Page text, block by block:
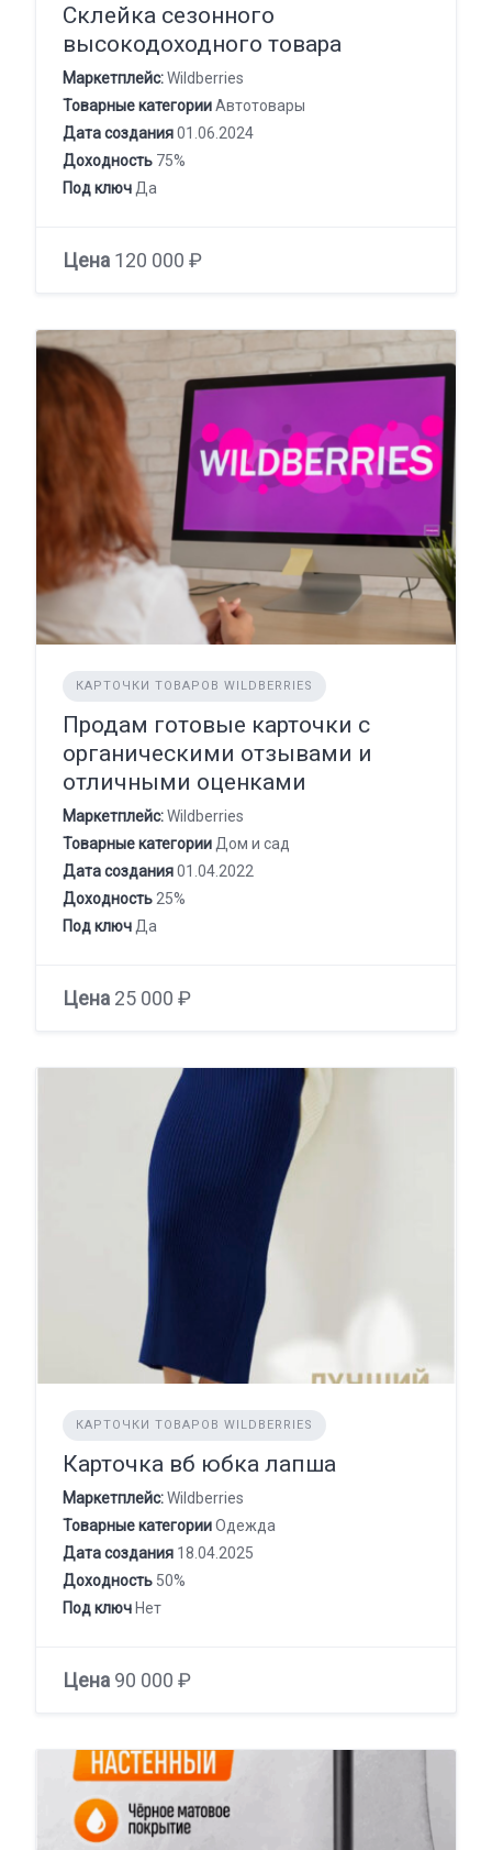
Склейка сезонного
высокодоходного товара
Маркетплейс:Wildberries
Товарные категорииАвтотовары
Дата создания01.06.2024
Доходность 75%
Под ключ Да
Цена 120 000 ₽
КАРТОЧКИ ТОВАРОВ WILDBERRIES
Продам готовые карточки с
органическими отзывами и
отличными оценками
Маркетплейс:Wildberries
Товарные категории Дом и сад
Дата создания01.04.2022
Доходность 25%
Под ключ Да
Цена 25 000 ₽
КАРТОЧКИ ТОВАРОВ WILDBERRIES
Карточка вб юбка лапша
Маркетплейс:Wildberries
Товарные категорииОдежда
Дата создания 18.04.2025
Доходность 50%
Под ключНет
Цена 90 000 ₽